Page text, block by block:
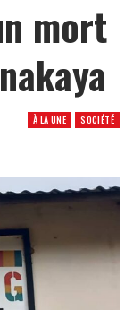
mort
À LA UNE SOCIÉTÉ